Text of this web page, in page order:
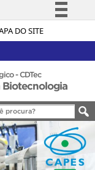
DO SITE
à informação
Canais
- CDTec
Biotecnologia